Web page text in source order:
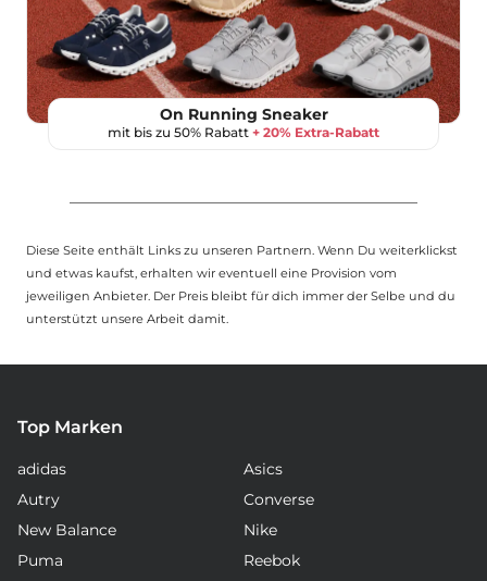
On Running Sneaker
mit bis zu 50% Rabatt + 20% Extra-Rabatt
Diese Seite enthält Links zu unseren Partnern. Wenn Du weiterklickst
und etwas kaufst, erhalten wir eventuell eine Provision vom
jeweiligen Anbieter. Der Preis bleibt für dich immer der Selbe und du
unterstützt unsere Arbeit damit.
Top Marken
adidas
Asics
Autry
Converse
New Balance
Nike
Puma
Reebok